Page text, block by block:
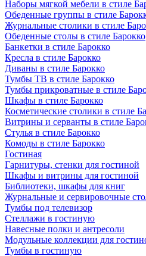
Наборы мягкой мебели в стиле
Обеденные группы в стиле
Журнальные столики в стиле
Обеденные столы в стиле Барокко
Банкетки в стиле Барокко
Кресла в стиле Барокко
Диваны в стиле Барокко
Тумбы ТВ в стиле Барокко
Тумбы прикроватные в стиле
Шкафы в стиле Барокко
Косметические столики в стиле
Витрины и серванты в стиле
Стулья в стиле Барокко
Комоды в стиле Барокко
Гостиная
Гарнитуры, стенки для гостиной
Шкафы и витрины для гостиной
Библиотеки, шкафы для книг
Журнальные и сервировочные
Тумбы под телевизор
Стеллажи в гостиную
Навесные полки и антресоли
Модульные коллекции для
Тумбы в гостиную